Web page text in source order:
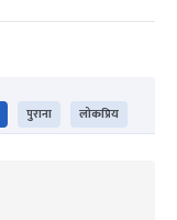
पुराना लोकप्रिय